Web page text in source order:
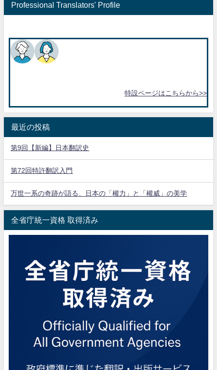
Professional Translators' Profile
特設ページはこちらから>>
最近の投稿
第9回【新編】日本翻訳史
第72回特許翻訳入門
万世一系の奇跡が語る、日本の「權力」と「權威」の美学
全省庁統一資格 取得済み